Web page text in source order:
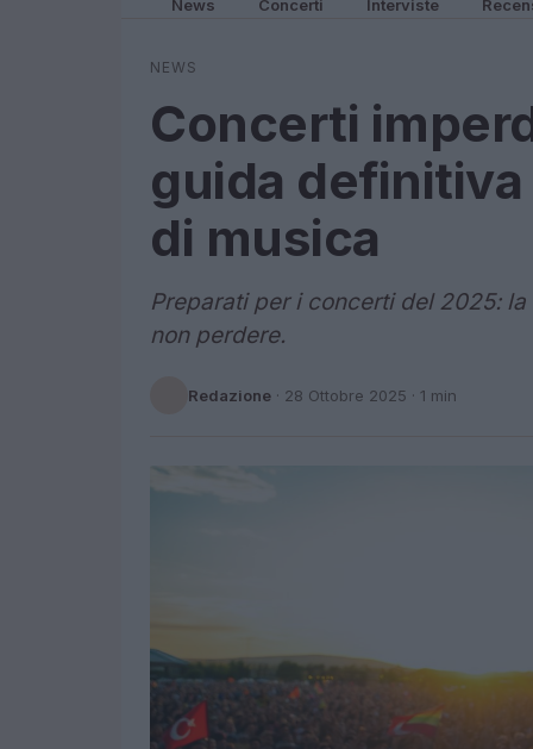
News Concerti Interviste
NEWS
Concerti
guida
di musica
Preparati per i concerti del 2025:
non perdere.
Redazione · 28 Ottobre 2025 · 1 min